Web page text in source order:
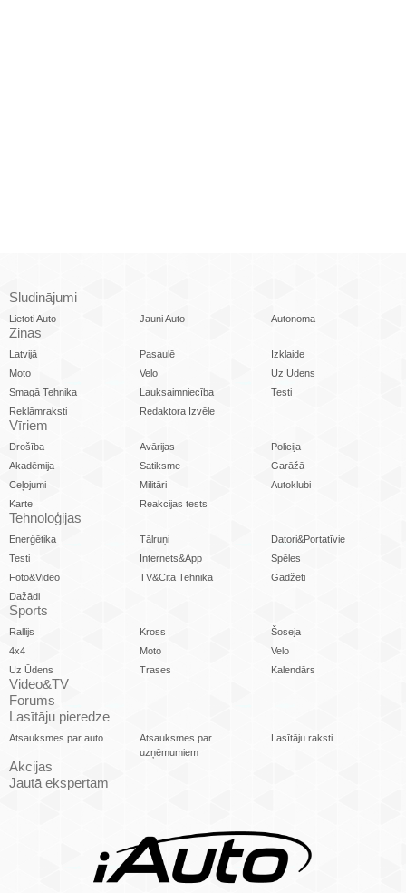
Sludinājumi
Lietoti Auto Jauni Auto Autonoma
Ziņas
Latvijā Pasaulē
Izklaide
Moto
Velo
Uz Ūdens
Smagā Tehnika
Lauksaimniecība
Testi
Reklāmraksti
Redaktora Izvēle
Vīriem
Drošība Avārijas
Policija
Akadēmija
Satiksme
Garāžā
Ceļojumi
Militāri
Autoklubi
Karte
Reakcijas tests
Tehnoloģijas
Enerģētika Tālruņi
Datori&Portatīvie
Testi
Internets&App
Spēles
Foto&Video
TV&Cita Tehnika
Gadžeti
Dažādi
Sports
Rallijs Kross
Šoseja
4x4
Moto
Velo
Uz Ūdens
Trases Kalendārs
Video&TV
Forums
Lasītāju pieredze
Atsauksmes par auto
Atsauksmes par
uzņēmumiem
Lasītāju raksti
Akcijas
Jautā ekspertam